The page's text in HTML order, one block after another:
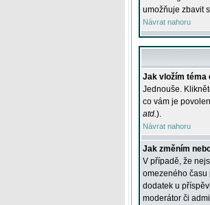
umožňuje zbavit
Návrat nahoru
Jak vložím téma
Jednouše.
co vám je
atd.).
Návrat nahoru
Jak změním
V případě, že
omezeného času
dodatek u
moderátor či